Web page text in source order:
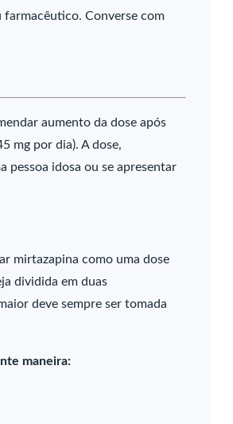
farmacêutico. Converse com
aumento da dose após
mg por dia). A dose,
pessoa idosa ou se apresentar
mirtazapina como uma dose
dividida em duas
deve sempre ser tomada
maneira: